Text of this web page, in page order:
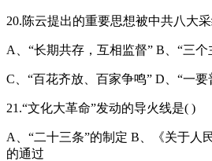
20.陈云提出的重要思想被中共八大
A、“长期共存，互相监督” B、“三
C、“百花齐放、百家争鸣” D、“一
21.“文化大革命”发动的导火线是( )
A、“二十三条”的制定 B、《关于人
的通过